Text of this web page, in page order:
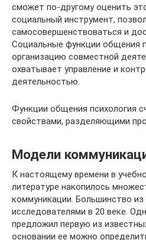
сможет по-другому оценить
социальный инструмент,
самосовершенствоваться и
Социальные функции общения
организацию совместной
охватывает управление и
деятельностью.
Функции общения психология
свойствами, разделяющими
Модели
К настоящему времени в
литературе накопилось
коммуникации. Большинство из
исследователями в 20 веке.
предложил первую из
основании ее можно